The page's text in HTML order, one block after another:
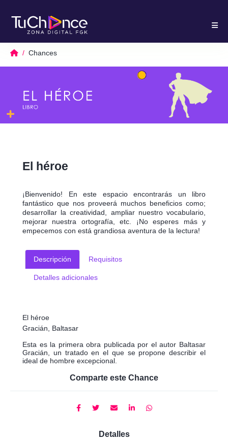
Chances
El héroe
¡Bienvenido! En este espacio encontrarás un libro
fantástico que nos proveerá muchos beneficios como;
desarrollar la creatividad, ampliar nuestro vocabulario,
mejorar nuestra ortografía, etc. ¡No esperes más y
empecemos con está grandiosa aventura de la lectura!
Descripción Requisitos
Detalles adicionales
El héroe
Gracián, Baltasar
Esta es la primera obra publicada por el autor Baltasar
Gracián, un tratado en el que se propone describir el
ideal de hombre excepcional.
Comparte este Chance
Detalles